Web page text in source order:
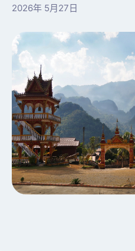
2026年 5月27日